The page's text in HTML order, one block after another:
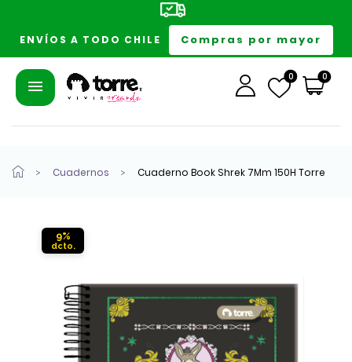
ENVÍOS A TODO CHILE Compras por mayor
0 0
Cuadernos Cuaderno Book Shrek 7Mm 150H Torre
9%